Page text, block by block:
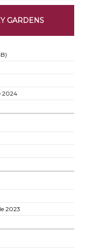
GARDENS
2024
2023